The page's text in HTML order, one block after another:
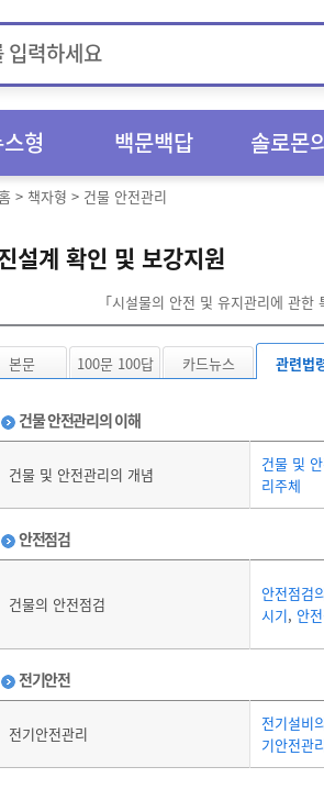
형 백문백답 솔로몬
> 책자형 > 건물 안전관리
설계 확인 및 보강지원
「시설물의 안전 및 유지관리에 관
본문 100문 100답 카드뉴스 관련법
건물 안전관리의 이해
건물 및 안전관리의 개념
건물 및
리주체
안전점검
건물의 안전점검
안전점검
시기, 안
전기안전
전기안전관리
전기설비
기안전관